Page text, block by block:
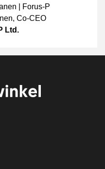
, Co-CEO
Ltd.